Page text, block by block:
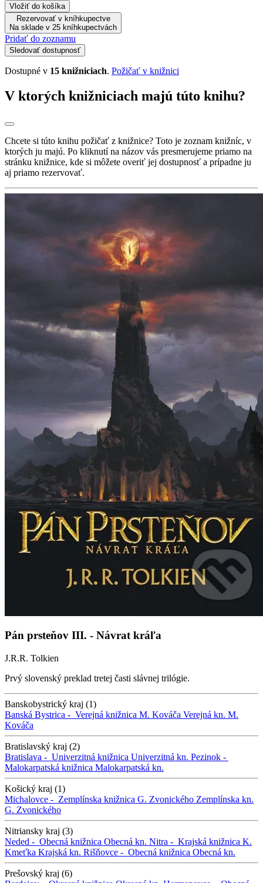
Vložiť do košíka
Rezervovať v kníhkupectve
Na sklade v 25 kníhkupectvách
Pridať do zoznamu
Sledovať dostupnosť
Dostupné v 15 knižniciach. Požičať v knižnici
V ktorých knižniciach majú túto knihu?
Chcete si túto knihu požičať z knižnice? Toto je zoznam knižníc, v
ktorých ju majú. Po kliknutí na názov vás presmerujeme priamo na
stránku knižnice, kde si môžete overiť jej dostupnosť a prípadne ju
aj priamo rezervovať.
Pán prsteňov III. - Návrat kráľa
J.R.R. Tolkien
Prvý slovenský preklad tretej časti slávnej trilógie.
Banskobystrický kraj (1)
Banská Bystrica - Verejná knižnica M. Kováča Verejná kn. M.
Kováča
Bratislavský kraj (2)
Bratislava - Univerzitná knižnica Univerzitná kn. Pezinok -
Malokarpatská knižnica Malokarpatská kn.
Košický kraj (1)
Michalovce - Zemplínska knižnica G. Zvonického Zemplínska kn.
G. Zvonického
Nitriansky kraj (3)
Neded - Obecná knižnica Obecná kn. Nitra - Krajská knižnica K.
Kmeťka Krajská kn. Rišňovce - Obecná knižnica Obecná kn.
Prešovský kraj (6)